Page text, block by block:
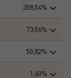
208,54%
73,06%
50,82%
1,60%